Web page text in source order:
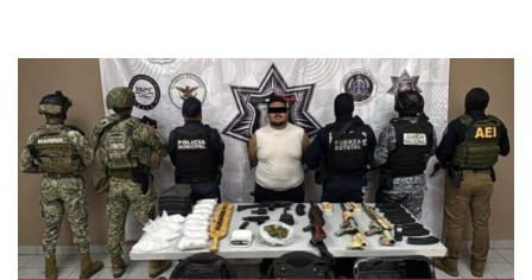
de robo calificado cometido por dos o más
personas armadas y ejecutado con violencia.De
acuerdo con la investigación, el 21 de marzo de
2026 la víctima contactó, a través de Facebook
Marketplace, a una persona que ofrecía en venta
un vehículo Toyota Corolla modelo 2016 por la
cantidad de 110 mil pesos.Tras acordar el